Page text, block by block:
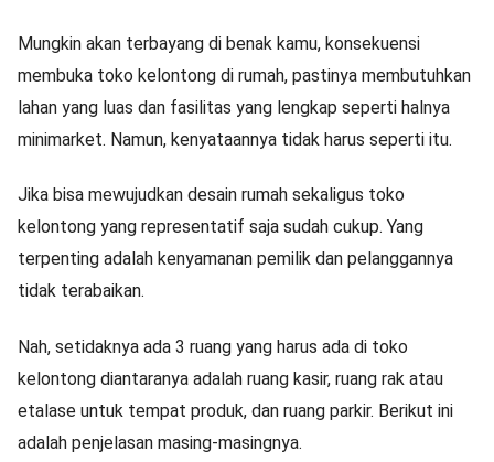
Mungkin akan terbayang di benak kamu, konsekuensi
membuka toko kelontong di rumah, pastinya membutuhkan
lahan yang luas dan fasilitas yang lengkap seperti halnya
minimarket. Namun, kenyataannya tidak harus seperti itu.
Jika bisa mewujudkan desain rumah sekaligus toko
kelontong yang representatif saja sudah cukup. Yang
terpenting adalah kenyamanan pemilik dan pelanggannya
tidak terabaikan.
Nah, setidaknya ada 3 ruang yang harus ada di toko
kelontong diantaranya adalah ruang kasir, ruang rak atau
etalase untuk tempat produk, dan ruang parkir. Berikut ini
adalah penjelasan masing-masingnya.